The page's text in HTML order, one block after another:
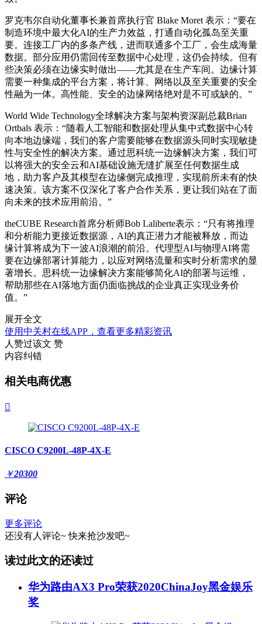
罗克韦尔自动化董事长兼首席执行官 Blake Moret 表示 ： “要在
制造环境中最大化AI的生产力效益，打通自动化孤岛至关重
要。连接工厂内的多条产线，进而联通多个工厂，会生成海量
数据。部分应用仍需回传至数据中心处理，这仍会持续。但有
些决策必须在边缘实时做出——尤其是在生产车间。边缘计算
需要一种集成的平台方案，将计算、网络以及至关重要的安全
性融为一体。高性能、安全的边缘网络绝对是不可或缺的。”
World Wide Technology全球解决方案与架构资深副总裁Brian
Ortbals 表示： “随着人工智能和数据处理从集中式数据中心转
向本地边缘端，我们的客户需要能够在数据源头同时实现敏捷
性与安全性的解决方案。通过思科统一边缘解决方案，我们可
以将强大的安全云和AI基础设施无缝扩展至任何数据生成
地，助力客户及其模型在边缘侧完成推理，实现前所未有的快
速决策。该方案不仅深化了客户合作关系，更让我们站在了面
向未来的技术应用前沿。 ”
theCUBE Research首席分析师Bob Laliberte表示： “只有将推理
和分析能力更接近数据源，AI的真正潜力才能被释放，而边
缘计算将成为下一波AI浪潮的前沿。代理型AI与物理AI将需
要在边缘部署计算能力，以应对网络流量和实时分析需求的显
著增长。思科统一边缘解决方案能够简化AI的部署与运维，
帮助那些在AI落地方面仍面临挑战的企业真正实现业务价
值。”
展开全文
使用中关村在线APP，查看更多精彩资讯
人赞过该文 赞
内容纠错
相关电商优惠

CISCO C9200L-48P-4X-E
￥20300
评论
更多评论
还没有人评论~ 快来抢沙发吧~
读过此文的还读过
华为路由AX3 Pro荣获2020ChinaJoy黑金娱乐
奖